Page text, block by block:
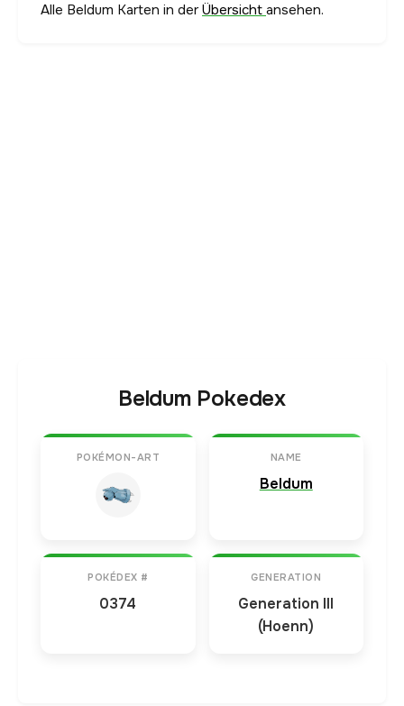
Alle Beldum Karten in derÜbersicht ansehen.
Beldum Pokedex
POKÉMON-ART NAME
Beldum
POKÉDEX #
0374
GENERATION
Generation III
(Hoenn)